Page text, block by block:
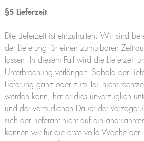
§5 Lieferzeit
Die Lieferzeit ist einzuhalten. Wir sind
der Lieferung für einen zumutbaren
lassen. In diesem Fall wird die Lieferzeit
Unterbrechung verlängert. Sobald der
Lieferung ganz oder zum Teil nicht
werden kann, hat er dies unverzüglich
und der vermutlichen Dauer der
sich der Lieferant nicht auf ein
können wir für die erste volle Woche der